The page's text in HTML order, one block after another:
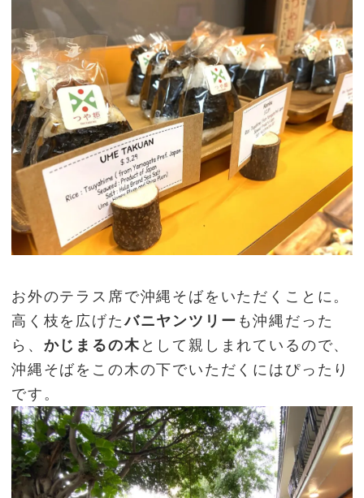
お外のテラス席で沖縄そばをいただくことに。
高く枝を広げたバニヤンツリー も沖縄だった
ら、 かじまるの木 として親しまれているので、
沖縄そばをこの木の下でいただくにはぴったり
です。